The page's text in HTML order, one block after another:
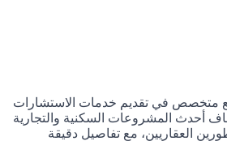
متخصص في تقديم خدمات الاستشارات
أحدث المشروعات السكنية والتجارية
العقاريين، مع تفاصيل دقيقة